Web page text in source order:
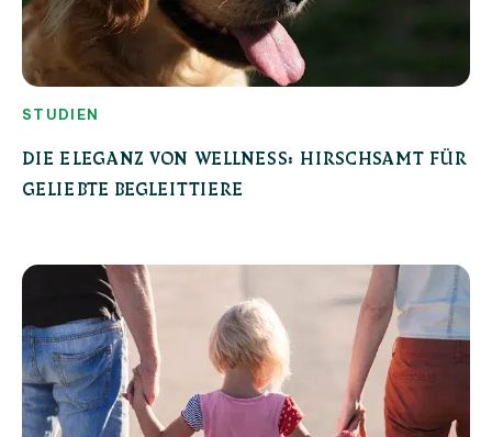
STUDIEN
DIE ELEGANZ VON WELLNESS: HIRSCHSAMT FÜR
GELIEBTE BEGLEITTIERE